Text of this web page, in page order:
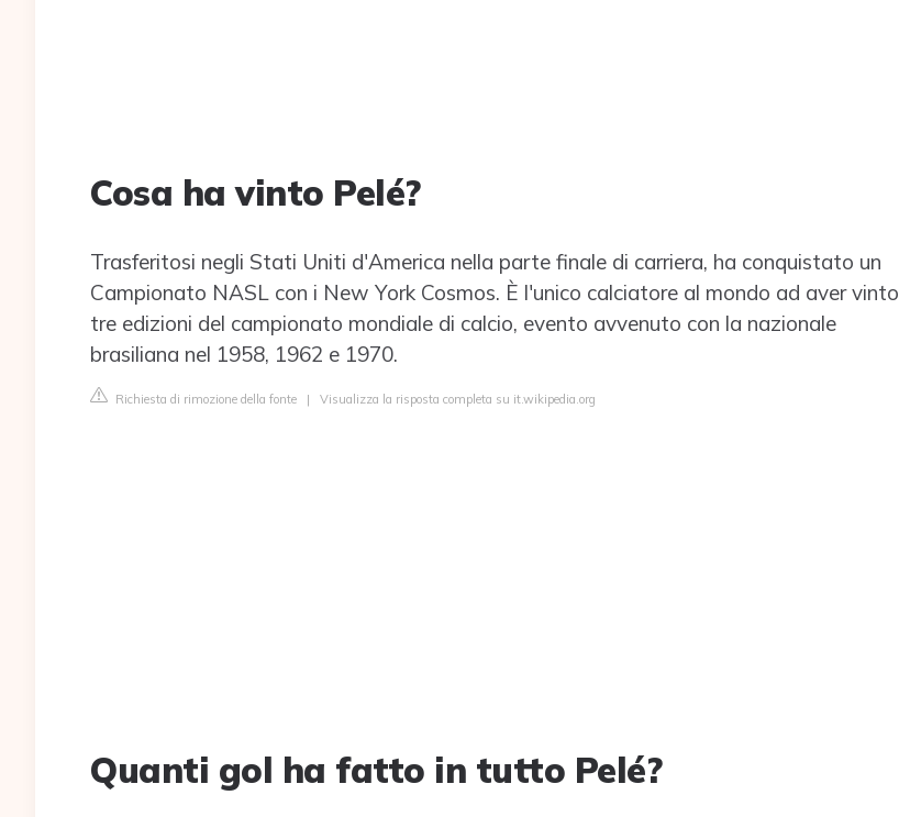
Cosa ha vinto Pelé?
Trasferitosi negli Stati Uniti d'America nella parte finale di carriera, ha conquistato un
Campionato NASL con i New York Cosmos. È l'unico calciatore al mondo ad aver vinto
tre edizioni del campionato mondiale di calcio, evento avvenuto con la nazionale
brasiliana nel 1958, 1962 e 1970.
Richiesta di rimozione della fonte | Visualizza la risposta completa su it.wikipedia.org
Quanti gol ha fatto in tutto Pelé?